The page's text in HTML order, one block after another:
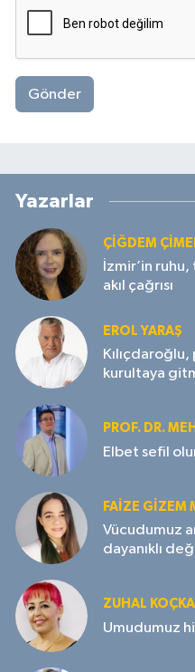
Gönder
Yazarlar
ÇIĞDEM
İzmir’in
akıl çağrısı
EROL YARAŞ
kurultaya
PROF. DR.
Elbet sefil
FAIZE GIZEM
Vücudumuz
dayanıklı
ZUHAL
Umudumuz